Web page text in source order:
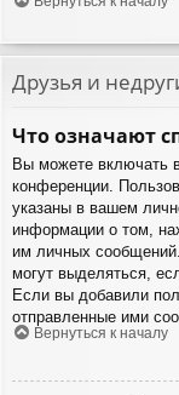
Друзья и
Что означают
Вы можете включать
конференции.
указаны в вашем
информации о том,
им личных
могут выделяться,
Если вы добавили
отправленные ими
Вернуться к началу